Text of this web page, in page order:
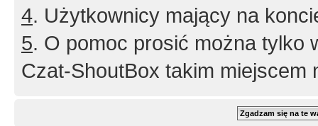
4. Użytkownicy mający na
5. O pomoc prosić można tylko
Czat-ShoutBox takim miejscem